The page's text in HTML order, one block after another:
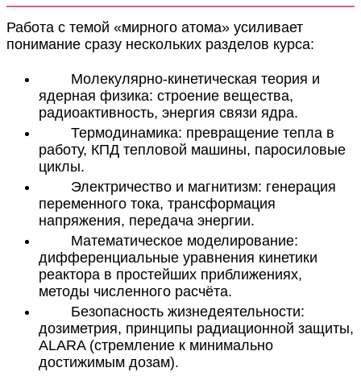
Работа с темой «мирного атома» усиливает
понимание сразу нескольких разделов курса:
Молекулярно-кинетическая теория и
ядерная физика: строение вещества,
радиоактивность, энергия связи ядра.
Термодинамика: превращение тепла в
работу, КПД тепловой машины, паросиловые
циклы.
Электричество и магнитизм: генерация
переменного тока, трансформация
напряжения, передача энергии.
Математическое моделирование:
дифференциальные уравнения кинетики
реактора в простейших приближениях,
методы численного расчёта.
Безопасность жизнедеятельности:
дозиметрия, принципы радиационной защиты,
ALARA (стремление к минимально
достижимым дозам).